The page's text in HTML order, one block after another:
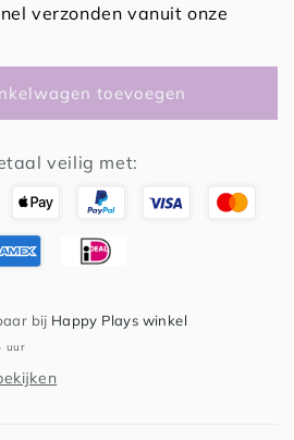
verzonden vanuit onze
toevoegen
veilig met:
bij Happy Plays winkel
uur